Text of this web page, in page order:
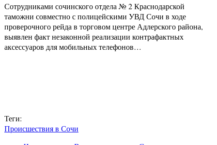
Сотрудниками сочинского отдела № 2 Краснодарской
таможни совместно с полицейскими УВД Сочи в ходе
проверочного рейда в торговом центре Адлерского района,
выявлен факт незаконной реализации контрафактных
аксессуаров для мобильных телефонов…
Теги:
Происшествия в Сочи